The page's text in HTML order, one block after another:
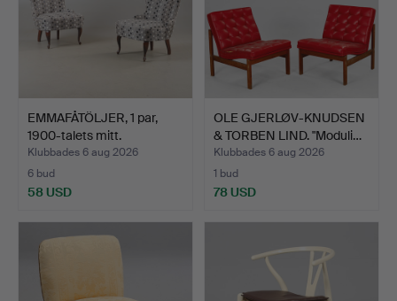
EMMAFÅTÖLJER, 1 par,
1900-talets mitt.
Klubbades 6 aug 2026
6 bud
58 USD
OLE GJERLØV-KNUDSEN
& TORBEN LIND. "Moduli…
Klubbades 6 aug 2026
1 bud
78 USD